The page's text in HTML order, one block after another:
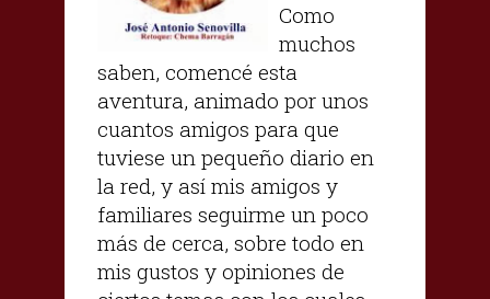
Como
muchos
saben, comencé esta
aventura, animado por unos
cuantos amigos para que
tuviese un pequeño diario en
la red, y así mis amigos y
familiares seguirme un poco
más de cerca, sobre todo en
mis gustos y opiniones de